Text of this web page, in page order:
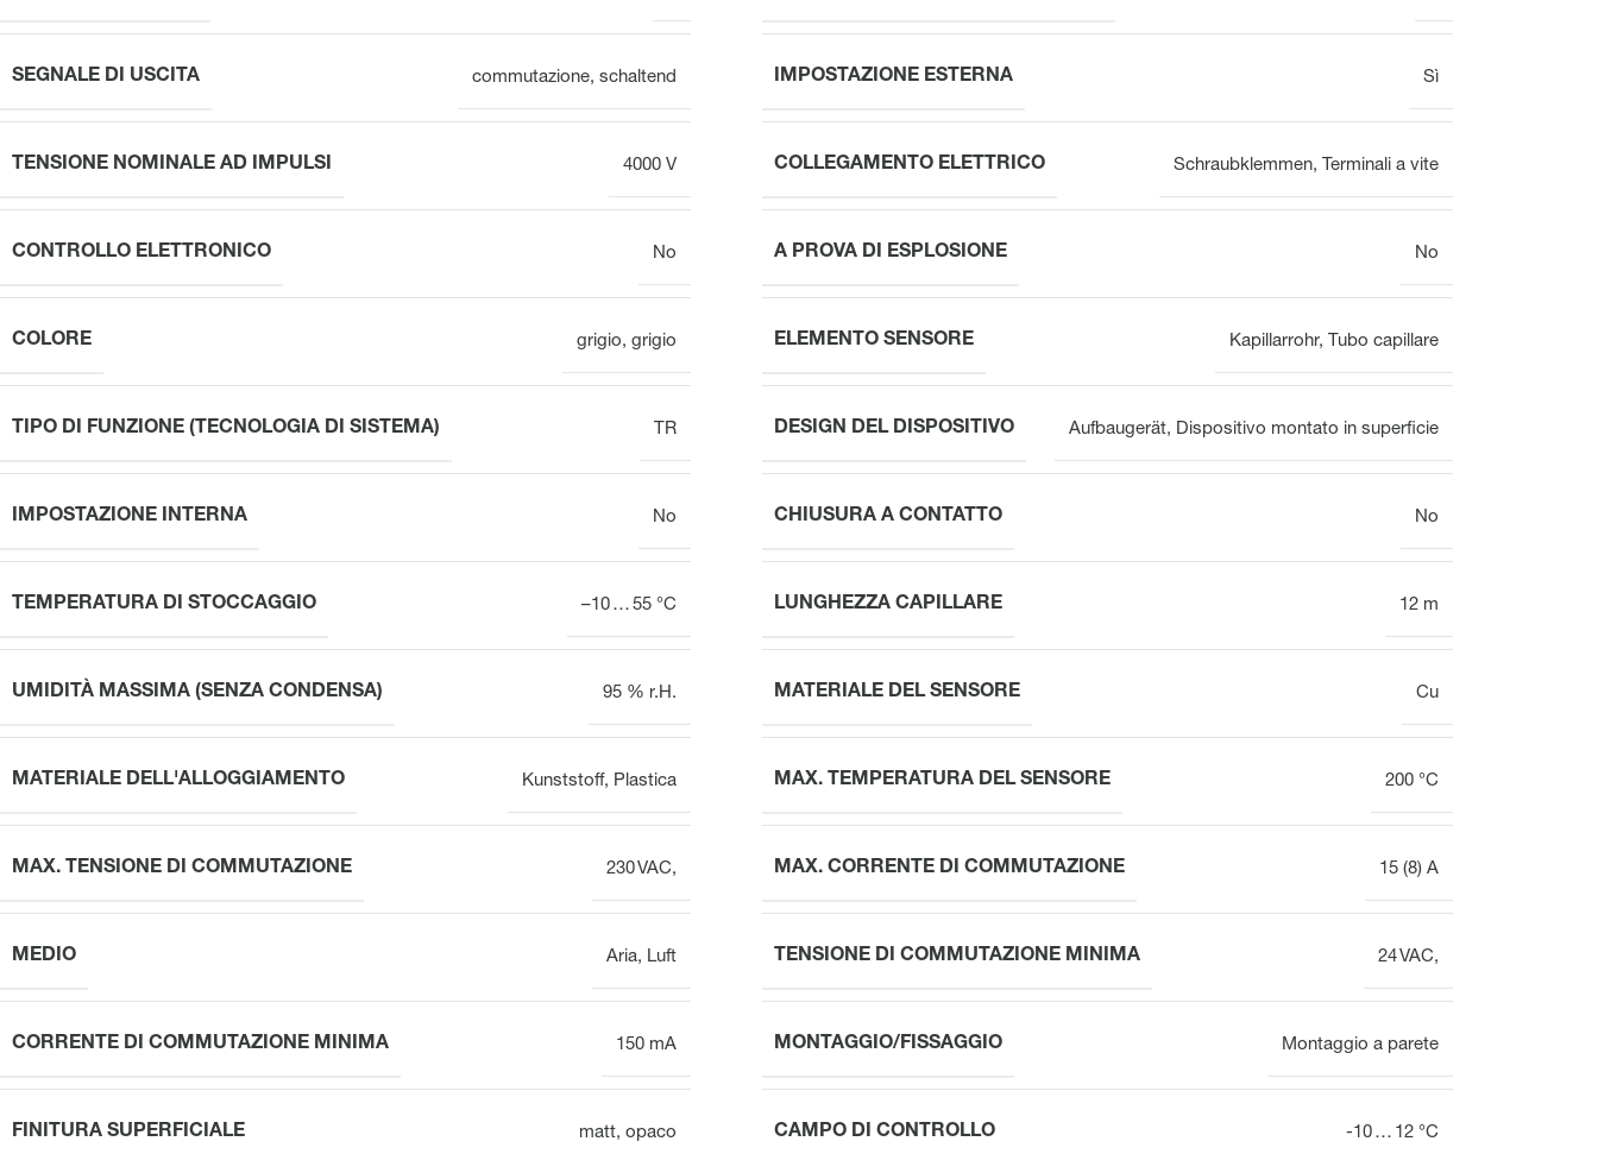
Attuatori elettrotermici per
SEGNALE DI USCITA commutazione, schaltend IMPOSTAZIONE ESTERNA Sì
TENSIONE NOMINALE AD IMPULSI 4000 V COLLEGAMENTO ELETTRICO Schraubklemmen, Terminali a vite
CONTROLLO ELETTRONICO No A PROVA DI ESPLOSIONE No
COLORE grigio, grigio ELEMENTO SENSORE Kapillarrohr, Tubo capillare
TIPO DI FUNZIONE (TECNOLOGIA DI SISTEMA) TR DESIGN DEL DISPOSITIVO Aufbaugerät, Dispositivo montato in superficie
IMPOSTAZIONE INTERNA No CHIUSURA A CONTATTO No
TEMPERATURA DI STOCCAGGIO –10 … 55 °C LUNGHEZZA CAPILLARE 12 m
UMIDITÀ MASSIMA (SENZA CONDENSA) 95 % r.H. MATERIALE DEL SENSORE Cu
MATERIALE DELL'ALLOGGIAMENTO Kunststoff, Plastica MAX. TEMPERATURA DEL SENSORE 200 °C
MAX. TENSIONE DI COMMUTAZIONE 230 VAC, MAX. CORRENTE DI COMMUTAZIONE 15 (8) A
MEDIO Aria, Luft TENSIONE DI COMMUTAZIONE MINIMA 24 VAC,
CORRENTE DI COMMUTAZIONE MINIMA 150 mA MONTAGGIO/FISSAGGIO Montaggio a parete
FINITURA SUPERFICIALE matt, opaco CAMPO DI CONTROLLO -10 … 12 °C